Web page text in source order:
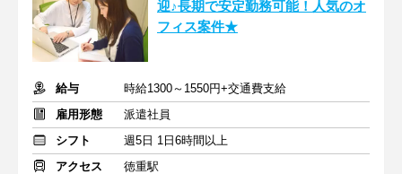
迎♪長期で安定勤務可能！人気のオ
フィス案件★
給与
時給1300～1550円+交通費支給
雇用形態
派遣社員
シフト
週5日 1日6時間以上
アクセス
徳重駅